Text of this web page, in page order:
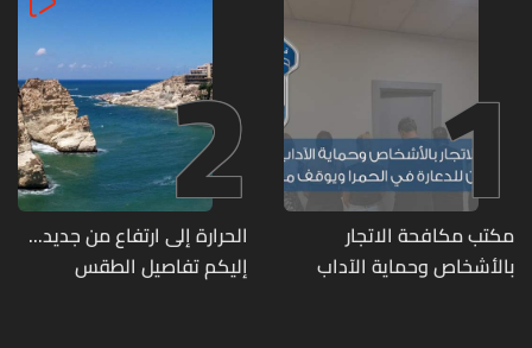
1
مكتب مكافحة الاتجار
بالأشخاص وحماية الآداب
2
الحرارة إلى ارتفاع من جديد...
إليكم تفاصيل الطقس